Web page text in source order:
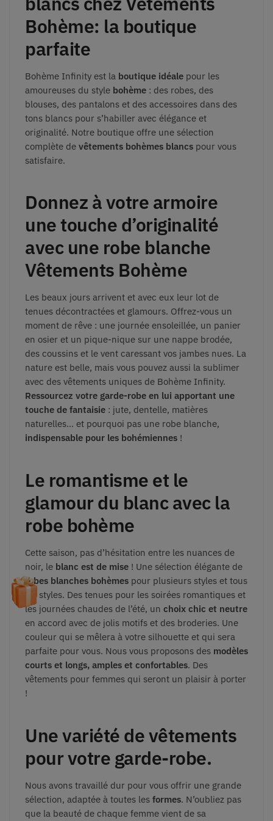
Bohème: la boutique
parfaite
Bohème Infinity est la boutique idéale pour les
amoureuses du style bohème : des robes, des
blouses, des pantalons et des accessoires dans des
tons blancs pour s’habiller avec élégance et
originalité. Notre boutique offre une sélection
complète de vêtements bohèmes blancs pour vous
satisfaire.
Donnez à votre armoire
une touche d’originalité
avec une robe blanche
Vêtements Bohème
Les beaux jours arrivent et avec eux leur lot de
tenues décontractées et glamours. Offrez-vous un
moment de rêve : une journée ensoleillée, un panier
en osier et un pique-nique sur une nappe brodée,
des coussins et le vent caressant vos jambes nues. La
nature est belle, mais vous pouvez aussi la sublimer
avec des vêtements uniques de Bohème Infinity.
Ressourcez votre garde-robe en lui apportant une
touche de fantaisie : jute, dentelle, matières
naturelles… et pourquoi pas une robe blanche,
indispensable pour les bohémiennes !
Le romantisme et le
glamour du blanc avec la
robe bohème
Cette saison, pas d’hésitation entre les nuances de
noir, le blanc est de mise ! Une sélection élégante de
robes blanches bohèmes pour plusieurs styles et tous
les styles. Des tenues pour les soirées romantiques et
les journées chaudes de l’été, un choix chic et neutre
en accord avec de jolis motifs et des broderies. Une
couleur qui se mêlera à votre silhouette et qui sera
parfaite pour vous. Nous vous proposons des modèles
courts et longs, amples et confortables. Des
vêtements pour femmes qui seront un plaisir à porter
!
Une variété de vêtements
pour votre garde-robe.
Nous avons travaillé dur pour vous offrir une grande
sélection, adaptée à toutes les formes. N’oubliez pas
que la beauté de chaque femme vient de sa